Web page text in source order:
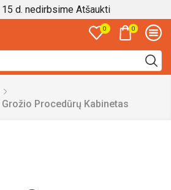
15 d. nedirbsime Atšaukti
0 0
Procedūrų Kabinetas